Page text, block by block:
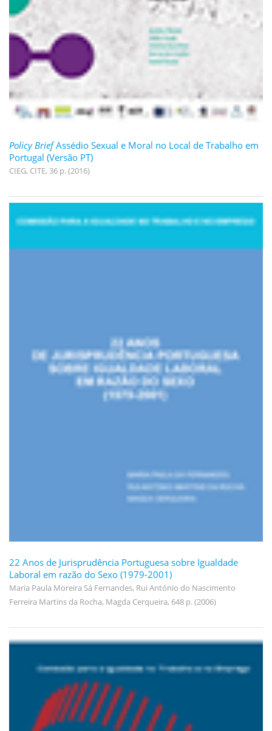
Policy BriefAssédio Sexual e Moral no Local de Trabalho em
Portugal (Versão PT)
CIEG, CITE, 36 p. (2016)
22 Anos de Jurisprudência Portuguesa sobre Igualdade
Laboral em razão do Sexo (1979-2001)
Maria Paula Moreira Sá Fernandes, Rui António do Nascimento
Ferreira Martins da Rocha, Magda Cerqueira, 648 p. (2006)